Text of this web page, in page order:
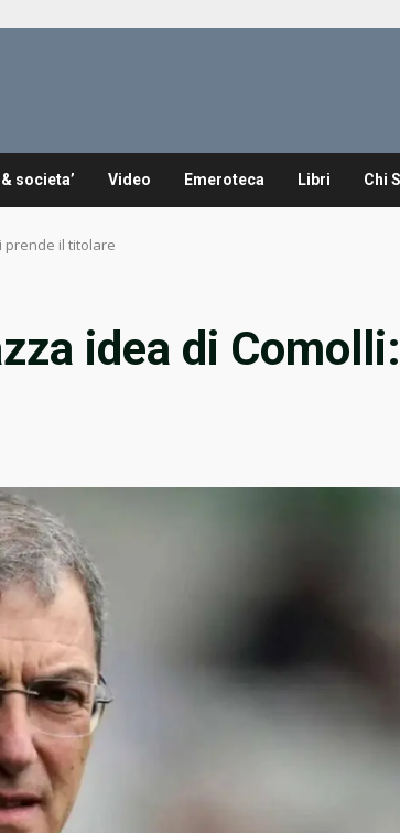
societa’ Video Emeroteca Libri Chi
prende il titolare
idea di Comolli: